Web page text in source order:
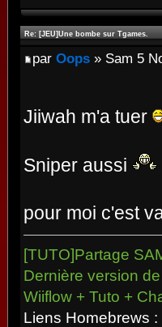
Re: [JEU]Une bombe sur Tgames.
par Oops » Sam 5
Jiiwah m'a tuer
Sniper aussi
pour moi c'est
[TUTO]Partage
Dernière version
Wiiflow + Tuto +
Liens Homebrews :